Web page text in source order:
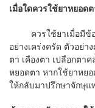
เมื่อใดควรใช้ยาหยอด
ควรใช้ยาเมื่อมีข้อบ่
อย่างเคร่งครัด ตัวอย่า
ตา เคืองตา เปลือกตา
หยอดตา หากใช้ยาหย
ให้กลับมาปรึกษาจักษุแ